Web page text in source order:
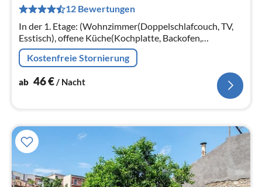
12 Bewertungen
In der 1. Etage: (Wohnzimmer(Doppelschlafcouch, TV,
Esstisch), offene Küche(Kochplatte, Backofen,
Spülmaschine, Kühlschrank),
Schlafzimmer(Doppelbett(180 x 200 cm))
Kostenfreie Stornierung
ab 46€/ Nacht